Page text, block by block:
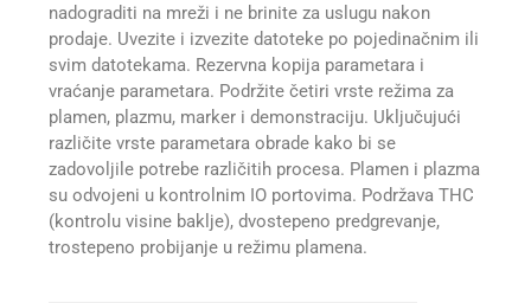
nadograditi na mreži i ne brinite za uslugu nakon
prodaje. Uvezite i izvezite datoteke po pojedinačnim ili
svim datotekama. Rezervna kopija parametara i
vraćanje parametara. Podržite četiri vrste režima za
plamen, plazmu, marker i demonstraciju. Uključujući
različite vrste parametara obrade kako bi se
zadovoljile potrebe različitih procesa. Plamen i plazma
su odvojeni u kontrolnim IO portovima. Podržava THC
(kontrolu visine baklje), dvostepeno predgrevanje,
trostepeno probijanje u režimu plamena.